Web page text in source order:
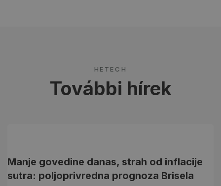
HETECH
További hírek
Manje govedine danas, strah od inflacije
sutra: poljoprivredna prognoza Brisela